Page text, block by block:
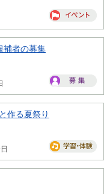
補者の募集
作る夏祭り